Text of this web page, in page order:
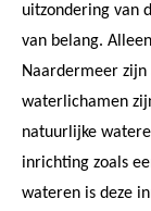
uitzondering van
van belang.
Naardermeer
waterlichamen
natuurlijke
inrichting zoals
wateren is deze